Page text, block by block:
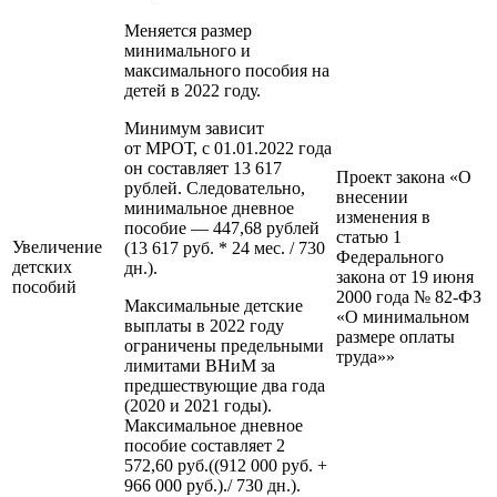
Увеличение
детских
пособий
Меняется размер
минимального и
максимального пособия на
детей в 2022 году.
Минимум зависит
от МРОТ, с 01.01.2022 года
он составляет 13 617
рублей. Следовательно,
минимальное дневное
пособие — 447,68 рублей
(13 617 руб. * 24 мес. / 730
дн.).
Максимальные детские
выплаты в 2022 году
ограничены предельными
лимитами ВНиМ за
предшествующие два года
(2020 и 2021 годы).
Максимальное дневное
пособие составляет 2
572,60 руб.((912 000 руб. +
966 000 руб.)./ 730 дн.).
Проект закона «О
внесении
изменения в
статью 1
Федерального
закона от 19 июня
2000 года № 82-ФЗ
«О минимальном
размере оплаты
труда»»